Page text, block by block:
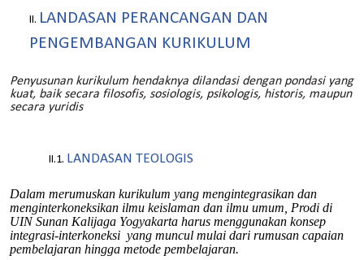
LANDASAN PERANCANGAN DAN
PENGEMBANGAN KURIKULUM
Penyusunan kurikulum hendaknya dilandasi dengan pondasi yang
kuat, baik secara filosofis, sosiologis, psikologis, historis, maupun
secara yuridis
LANDASAN TEOLOGIS
Dalam merumuskan kurikulum yang mengintegrasikan dan
menginterkoneksikan ilmu keislaman dan ilmu umum, Prodi di
UIN Sunan Kalijaga Yogyakarta harus menggunakan konsep
integrasi-interkoneksi yang muncul mulai dari rumusan capaian
pembelajaran hingga metode pembelajaran.